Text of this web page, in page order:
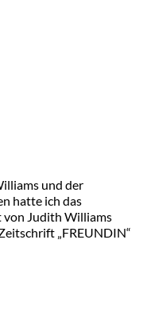
und der
hatte ich das
von Judith Williams
„FREUNDIN“